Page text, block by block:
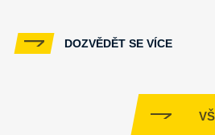
DOZVĚDĚT SE VÍCE